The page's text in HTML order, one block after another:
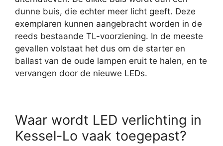
dunne buis, die echter meer licht geeft. Deze
exemplaren kunnen aangebracht worden in de
reeds bestaande TL-voorziening. In de meeste
gevallen volstaat het dus om de starter en
ballast van de oude lampen eruit te halen, en te
vervangen door de nieuwe LEDs.
Waar wordt LED verlichting in
Kessel-Lo vaak toegepast?